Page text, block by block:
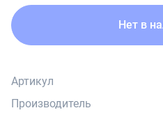
Нет в
Артикул
Производитель